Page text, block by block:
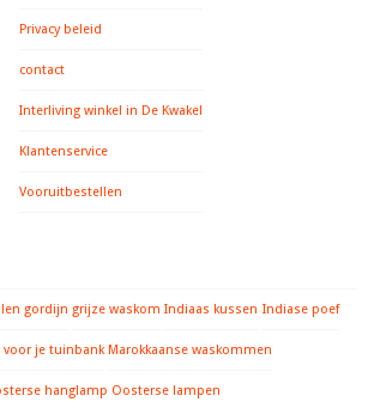
Privacy beleid
contact
Interliving winkel in De Kwakel
Klantenservice
Vooruitbestellen
gordijn grijze waskom Indiaas kussen Indiase poef
voor je tuinbank Marokkaanse waskommen
hanglamp Oosterse lampen